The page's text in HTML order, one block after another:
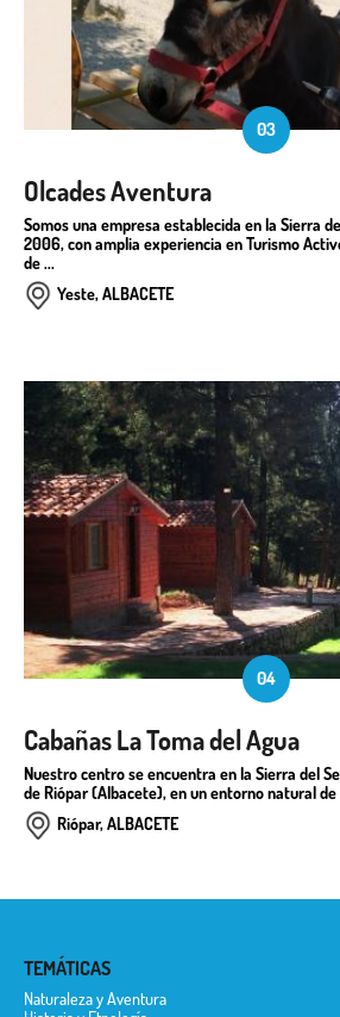
03
Olcades Aventura
Somos una empresa establecida en la Sierra
2006, con amplia experiencia en Turismo
de ...
Yeste, ALBACETE
04
Cabañas La Toma del Agua
Nuestro centro se encuentra en la Sierra del
de Riópar (Albacete), en un entorno natural de
Riópar, ALBACETE
TEMÁTICAS
Naturaleza y Aventura